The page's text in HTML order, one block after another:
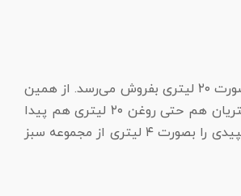
روغن ۴۰ از روغن‌های پر هزینه برای کارخانه‌ها بشمار می‌آید که، تولید آن در لیتر‌های پائین صرفه اقتصادی ندارد. از همین جهت امروزه روغن ۴۰ فقط بصورت ۲۰ لیتری بفروش می‌رسد. از همین
رو وقتی مشتری به مغازه روغن فروشی می‌رود و مقدار کمی تقاضا می‌کند، با پاسخ نداریم یا تولید نمی‌شه مواجه میشن. در بعضی جا‌ها که خیلی از مشتریان هم حتی روغن ۲۰ لیتری هم پیدا
نمی‌کنند. از همین رو سبز کوشان برای سهولت حال مشتریان خود اقدام به فروش روغن ۴۰ در مقدار کم کرده است. شما مشتریان می‌توانید روغن ۴۰ اسپیدی را بصورت ۴ لیتری از مجموعه سبز